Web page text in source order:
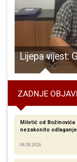
ZADNJE
Miletić od
nezakonito
08.08.2026